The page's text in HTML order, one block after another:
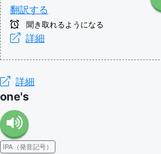
翻訳する
聞き取れるようになる
詳細
詳細
one's
IPA（発音記号）